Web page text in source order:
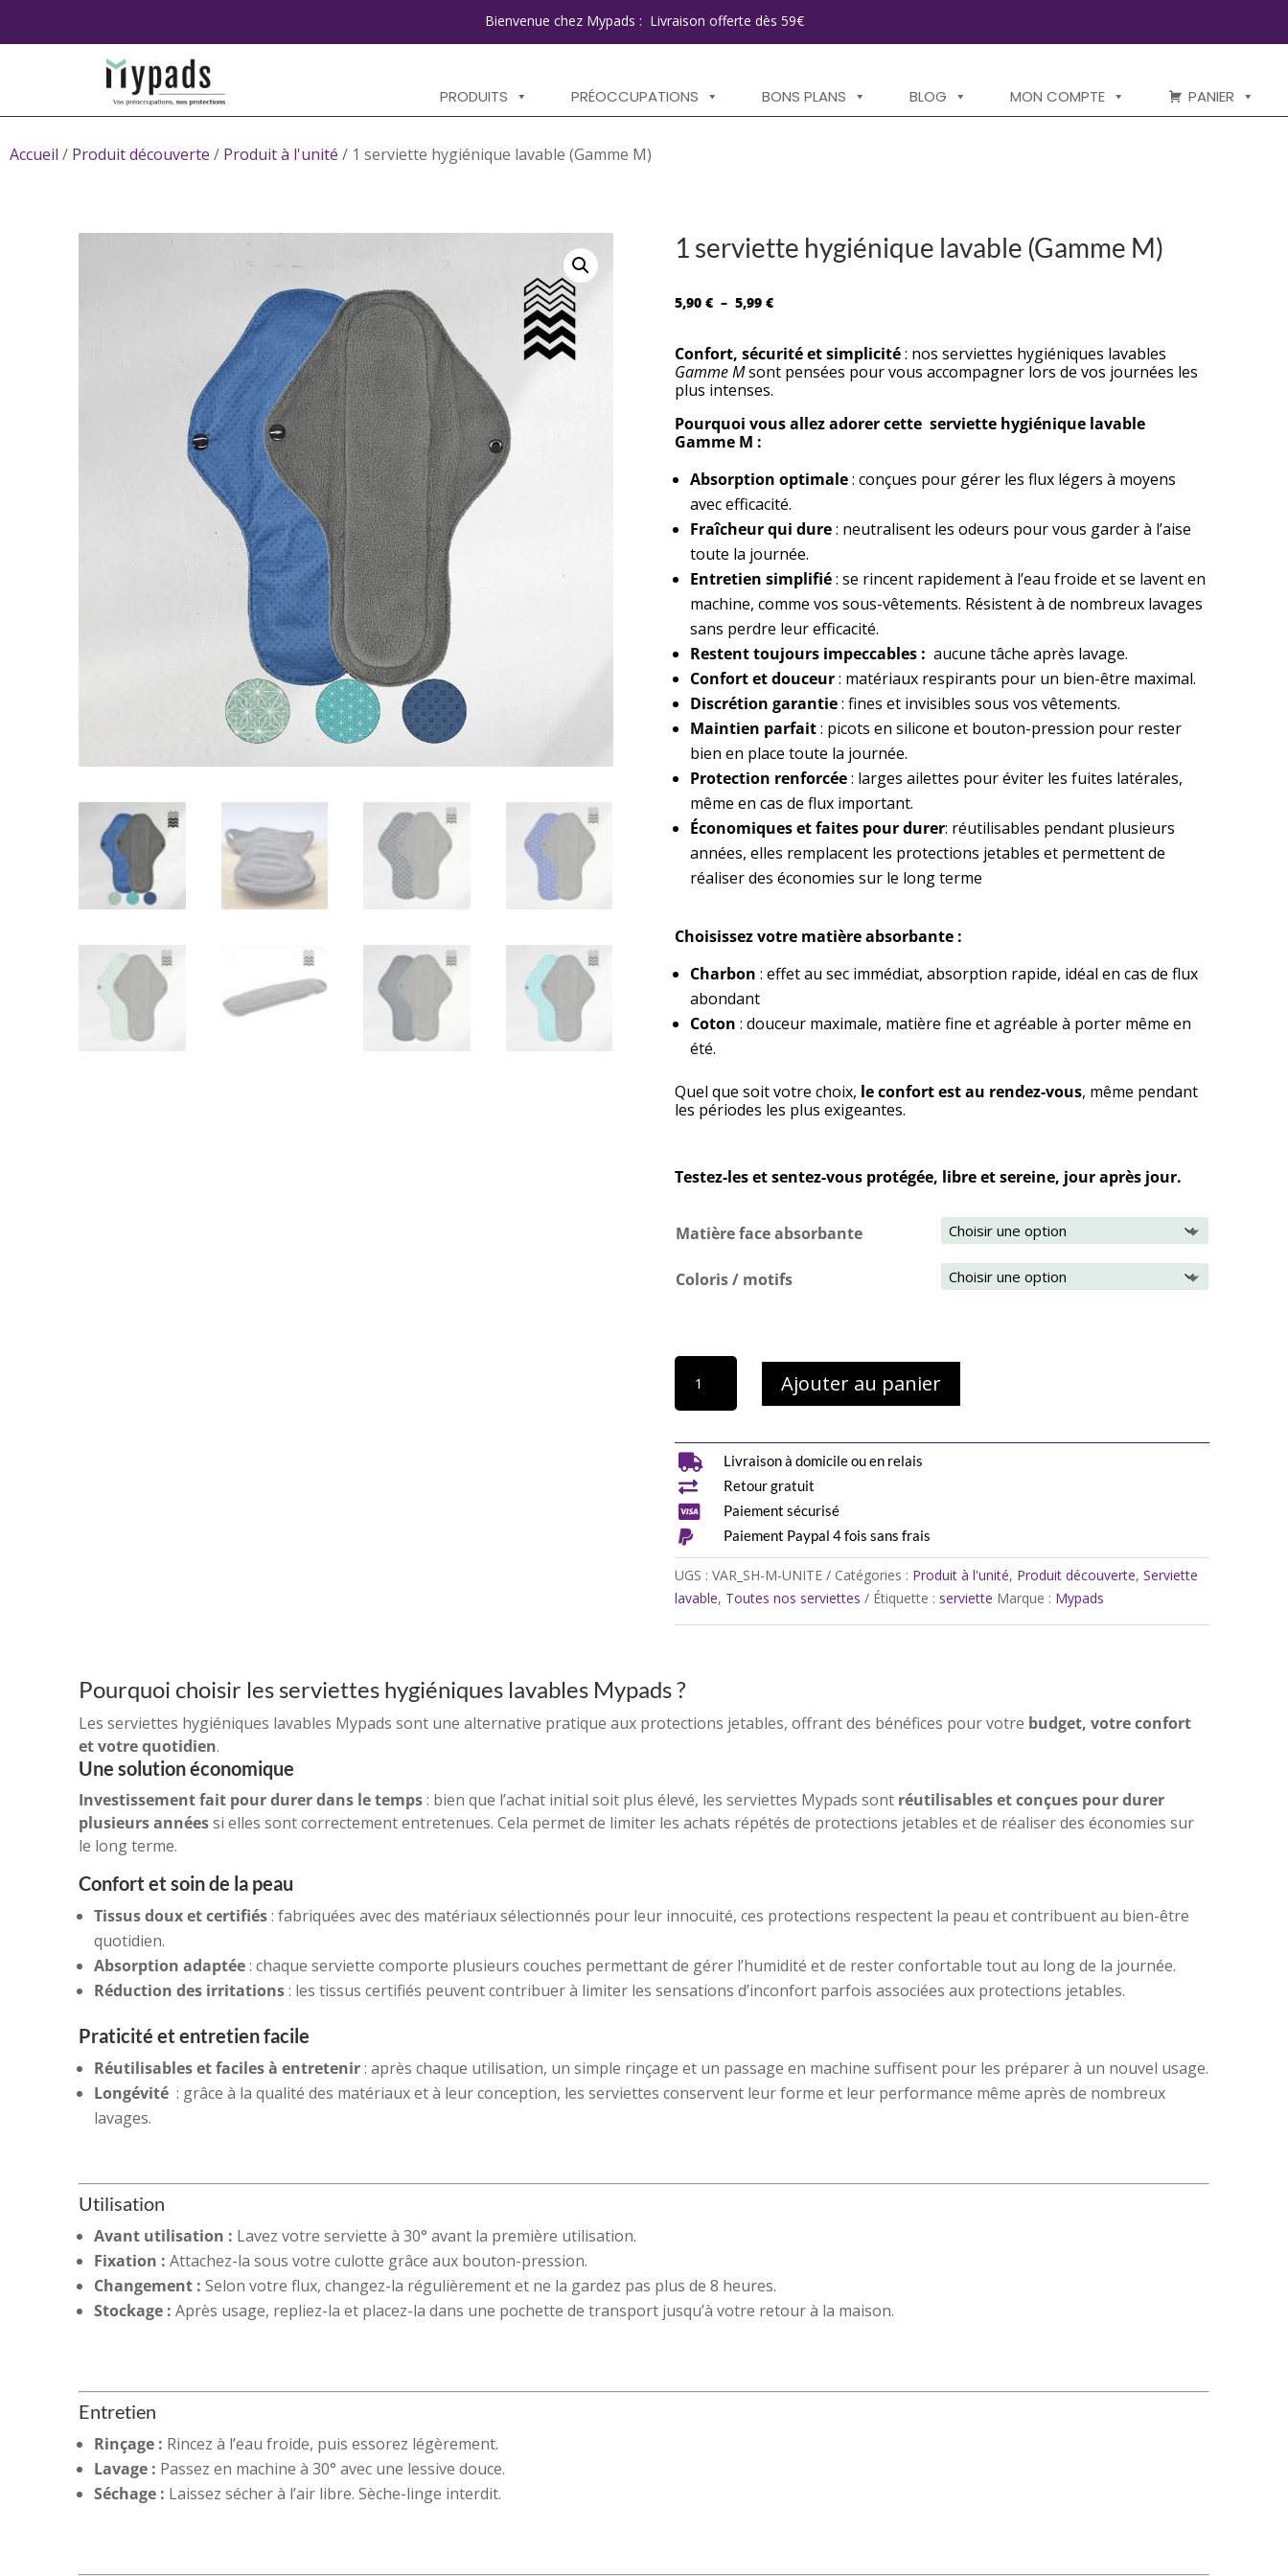
Bienvenue chez Mypads : Livraison offerte dès 59€
PRODUITS PRÉOCCUPATIONS BONS PLANS BLOG MON COMPTE PANIER
Accueil / Produit découverte / Produit à l'unité / 1 serviette hygiénique lavable (Gamme M)
1 serviette hygiénique lavable (Gamme M)
5,90€ – 5,99€Plage
prix :
5,90 €
Confort, sécurité et simplicité: nos serviettes hygiéniques lavables
Gamme Msont pensées pour vous accompagner lors de vos journées les
plus intenses.
Pourquoi vous allez adorer cette serviette hygiénique lavable
Gamme M :
Absorption optimale: conçues pour gérer les flux légers à moyens
avec efficacité.
Fraîcheur qui dure: neutralisent les odeurs pour vous garder à l’aise
toute la journée.
Entretien simplifié: se rincent rapidement à l’eau froide et se lavent en
machine, comme vos sous-vêtements. Résistent à de nombreux lavages
sans perdre leur efficacité.
Restent toujours impeccables : aucune tâche après lavage.
Confort et douceur: matériaux respirants pour un bien-être maximal.
Discrétion garantie: fines et invisibles sous vos vêtements.
Maintien parfait: picots en silicone et bouton-pression pour rester
bien en place toute la journée.
Protection renforcée: larges ailettes pour éviter les fuites latérales,
même en cas de flux important.
Économiques et faites pour durer: réutilisables pendant plusieurs
années, elles remplacent les protections jetables et permettent de
réaliser des économies sur le long terme
Choisissez votre matière absorbante :
Charbon : effet au sec immédiat, absorption rapide, idéal en cas de flux
abondant
Coton : douceur maximale, matière fine et agréable à porter même en
été.
Quel que soit votre choix, le confort est au rendez-vous, même pendant
les périodes les plus exigeantes.
Testez-les et sentez-vous protégée, libre et sereine, jour après jour.
Matière face absorbante
Coloris / motifs
quantité
1
hygiénique
lavable
(Gamme
M)
Ajouter au panier
 Livraison à domicile ou en relais
 Retour gratuit
 Paiement sécurisé
 Paiement Paypal 4 fois sans frais
UGS :VAR_SH-M-UNITE Catégories : Produit à l'unité, Produit découverte,Serviette
lavable, Toutes nos serviettes Étiquette : serviette Marque : Mypads
Pourquoi choisir les serviettes hygiéniques lavables Mypads ?
Les serviettes hygiéniques lavables Mypads sont une alternative pratique aux protections jetables, offrant des bénéfices pour votre budget, votre confort
et votre quotidien.
Une solution économique
Investissement fait pour durer dans le temps: bien que l’achat initial soit plus élevé, les serviettes Mypads sont réutilisables et conçues pour durer
plusieurs annéessi elles sont correctement entretenues. Cela permet de limiter les achats répétés de protections jetables et de réaliser des économies sur
le long terme.
Confort et soin de la peau
Tissus doux et certifiés: fabriquées avec des matériaux sélectionnés pour leur innocuité, ces protections respectent la peau et contribuent au bien-être
quotidien.
Absorption adaptée: chaque serviette comporte plusieurs couches permettant de gérer l’humidité et de rester confortable tout au long de la journée.
Réduction des irritations: les tissus certifiés peuvent contribuer à limiter les sensations d’inconfort parfois associées aux protections jetables.
Praticité et entretien facile
Réutilisables et faciles à entretenir: après chaque utilisation, un simple rinçage et un passage en machine suffisent pour les préparer à un nouvel usage.
Longévité : grâce à la qualité des matériaux et à leur conception, les serviettes conservent leur forme et leur performance même après de nombreux
lavages.
Utilisation
Avant utilisation : Lavez votre serviette à 30° avant la première utilisation.
Fixation : Attachez-la sous votre culotte grâce aux bouton-pression.
Changement : Selon votre flux, changez-la régulièrement et ne la gardez pas plus de 8 heures.
Stockage : Après usage, repliez-la et placez-la dans une pochette de transport jusqu’à votre retour à la maison.
Entretien
Rinçage : Rincez à l’eau froide, puis essorez légèrement.
Lavage : Passez en machine à 30° avec une lessive douce.
Séchage : Laissez sécher à l’air libre. Sèche-linge interdit.